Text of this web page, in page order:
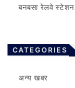
बनबसा रेलवे
CATEGORIES
अन्य खबर